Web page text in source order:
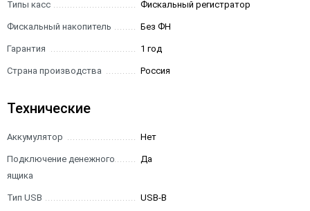
Типы касс Фискальный регистратор
Фискальный накопитель Без ФН
Гарантия 1 год
Страна производства Россия
Технические
Аккумулятор Нет
Подключение денежного
ящика
Да
Тип USB USB-B